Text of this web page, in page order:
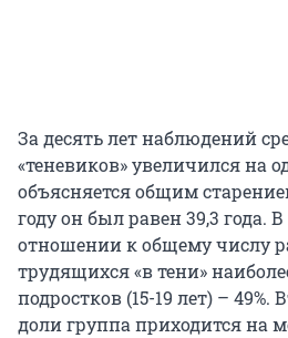
За десять лет наблюдений
«теневиков» увеличился на
объясняется общим
году он был равен 39,3 года.
отношении к общему числу
трудящихся «в тени»
подростков (15-19 лет) – 49%.
доли группа приходится на